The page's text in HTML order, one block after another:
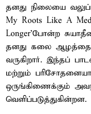
தனது நிலையை
My Roots Like A
Longer'போன்ற
தனது கலை ஆழத்தை
வருகிறார். இந்தப்
மற்றும்
ஒருங்கிணைக்கும்
வெளிப்படுத்துகின்றன.